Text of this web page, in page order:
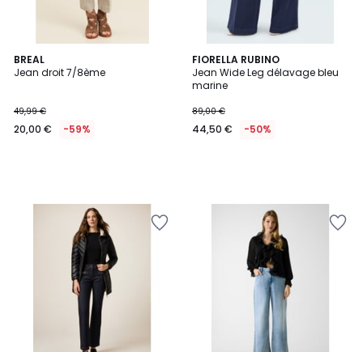
BREAL
Jean droit 7/8ème
49,99 €
20,00 € -59%
FIORELLA RUBINO
Jean Wide Leg délavage bleu
marine
89,00 €
44,50 € -50%